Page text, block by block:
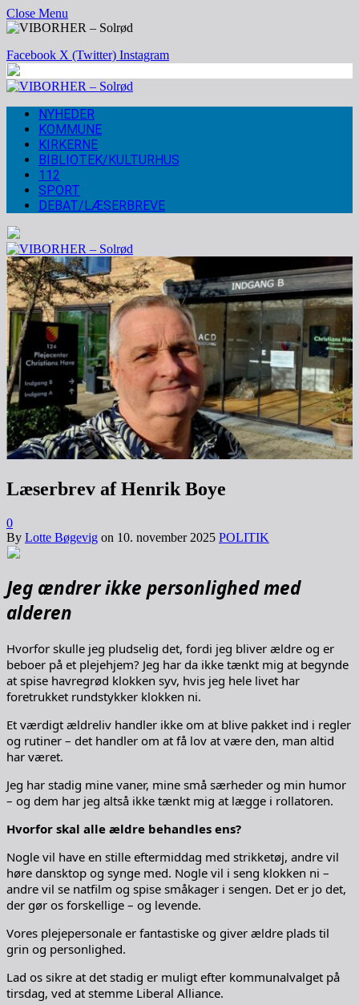
Close Menu
Facebook X (Twitter) Instagram
NYHEDER
KOMMUNE
KIRKERNE
BIBLIOTEK/KULTURHUS
112
SPORT
DEBAT/LÆSERBREVE
Læserbrev af Henrik Boye
0
By Lotte Bøgevig on 10. november 2025 POLITIK
Jeg ændrer ikke personlighed med
alderen
Hvorfor skulle jeg pludselig det, fordi jeg bliver ældre og er
beboer på et plejehjem? Jeg har da ikke tænkt mig at begynde
at spise havregrød klokken syv, hvis jeg hele livet har
foretrukket rundstykker klokken ni.
Et værdigt ældreliv handler ikke om at blive pakket ind i regler
og rutiner – det handler om at få lov at være den, man altid
har været.
Jeg har stadig mine vaner, mine små særheder og min humor
– og dem har jeg altså ikke tænkt mig at lægge i rollatoren.
Hvorfor skal alle ældre behandles ens?
Nogle vil have en stille eftermiddag med strikketøj, andre vil
høre dansktop og synge med. Nogle vil i seng klokken ni –
andre vil se natfilm og spise småkager i sengen. Det er jo det,
der gør os forskellige – og levende.
Vores plejepersonale er fantastiske og giver ældre plads til
grin og personlighed.
Lad os sikre at det stadig er muligt efter kommunalvalget på
tirsdag, ved at stemme Liberal Alliance.